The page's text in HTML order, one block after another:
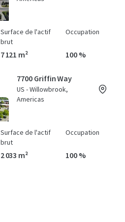
Surface de l'actif
brut
7 121 m²
Occupation
100 %
7700 Griffin Way
US - Willowbrook,
Americas
Surface de l'actif
brut
2 033 m²
Occupation
100 %